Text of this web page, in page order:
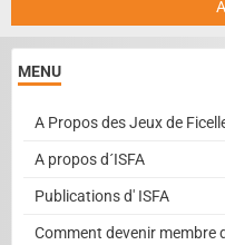
MENU
A Propos des Jeux de
A propos d´ISFA
Publications d' ISFA
Comment devenir membre